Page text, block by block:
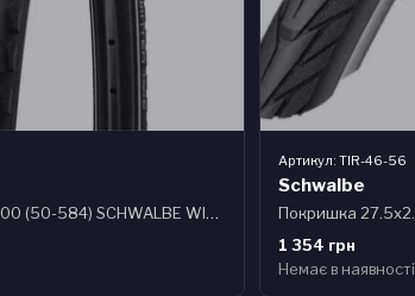
Покришка 27.5x2.00 (50-584) SCHWALBE WINTER K-Guard, TwinSkin B/B+RT HS396 104 Steel Studs WiC 50EPI
Артикул: TIR-46-56
Schwalbe
1 354 грн
Немає в наявності